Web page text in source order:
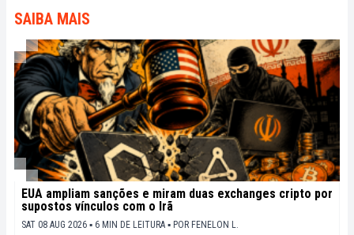
SAIBA MAIS
EUA ampliam sanções e miram duas exchanges cripto por
supostos vínculos com o Irã
SAT 08 AUG 2026 ▪ 6 MIN DE LEITURA ▪ POR FENELON L.